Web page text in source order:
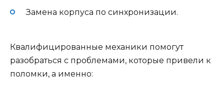
Замена корпуса по синхронизации.
Квалифицированные механики помогут
разобраться с проблемами, которые привели к
поломки, а именно: